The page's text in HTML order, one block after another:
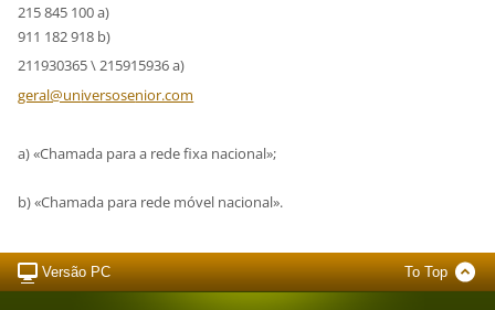
215 845 100 a)
911 182 918 b)
211930365 \ 215915936 a)
geral@universosenior.com
a) «Chamada para a rede fixa nacional»;
b) «Chamada para rede móvel nacional».
Versão PC To Top